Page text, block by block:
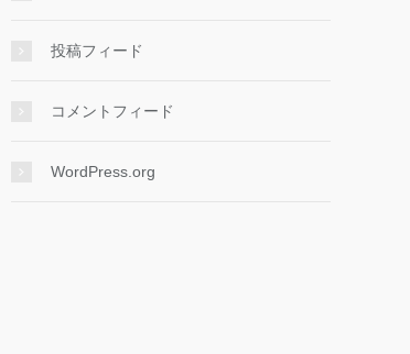
投稿フィード
コメントフィード
WordPress.org